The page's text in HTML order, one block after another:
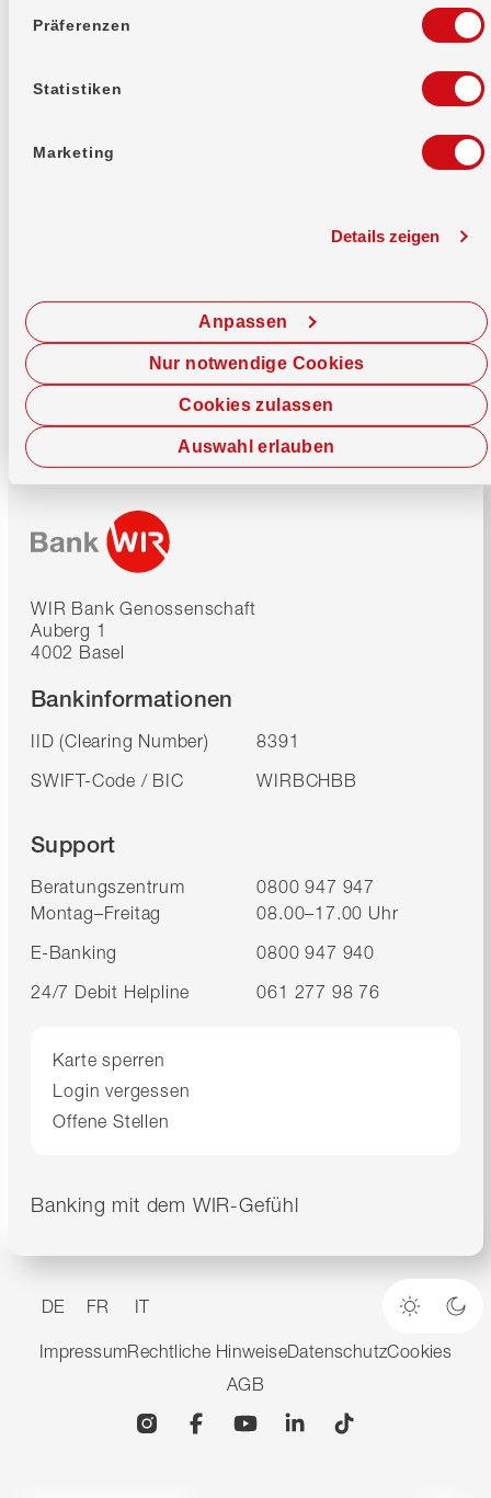
Präferenzen
Statistiken
Marketing
Details zeigen
Cookies zulassen
Anpassen
Auswahl erlauben
Nur notwendige Cookies
Jetzt chatten
WIR Bank Genossenschaft
Auberg 1
4002 Basel
Bankinformationen
IID (Clearing Number)
8391
SWIFT-Code / BIC
WIRBCHBB
Support
Beratungszentrum
0800 947 947
Montag–Freitag
08.00–17.00 Uhr
E-Banking
0800 947 940
24/7 Debit Helpline
061 277 98 76
Karte sperren
Login vergessen
Offene Stellen
Banking mit dem WIR-Gefühl
DE FR IT
Heller
ImpressumRechtliche HinweiseDatenschutzCookies
AGB
InstagramFacebookYouTubeLinkedin